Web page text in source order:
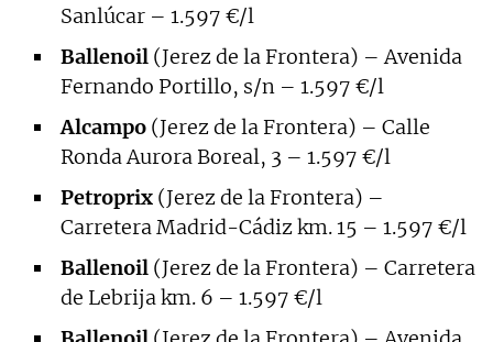
Sanlúcar – 1.597 €/l
Ballenoil (Jerez de la Frontera) – Avenida
Fernando Portillo, s/n – 1.597 €/l
Alcampo (Jerez de la Frontera) – Calle
Ronda Aurora Boreal, 3 – 1.597 €/l
Petroprix (Jerez de la Frontera) –
Carretera Madrid-Cádiz km. 15 – 1.597 €/l
Ballenoil (Jerez de la Frontera) – Carretera
de Lebrija km. 6 – 1.597 €/l